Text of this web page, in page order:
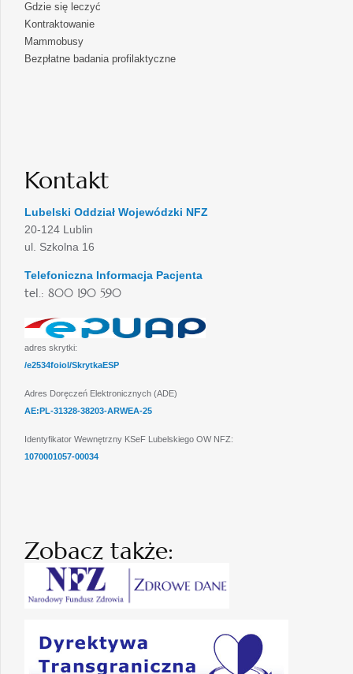
Gdzie się leczyć
Kontraktowanie
Mammobusy
Bezpłatne badania profilaktyczne
Kontakt
Lubelski Oddział Wojewódzki NFZ
20-124 Lublin
ul. Szkolna 16
Telefoniczna Informacja Pacjenta
tel.: 800 190 590
adres skrytki:
/e2534foiol/SkrytkaESP
Adres Doręczeń Elektronicznych (ADE)
AE:PL-31328-38203-ARWEA-25
Identyfikator Wewnętrzny KSeF Lubelskiego OW NFZ:
1070001057-00034
Zobacz także: